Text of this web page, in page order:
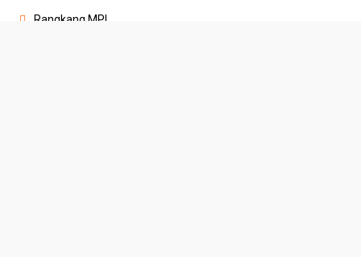
Rangkang MPI